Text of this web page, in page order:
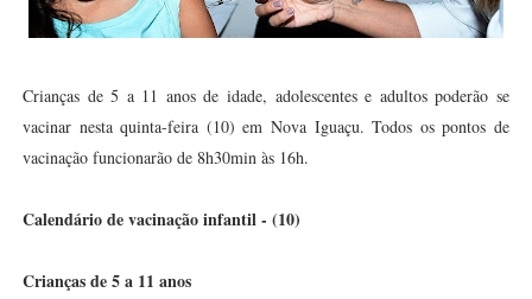
Crianças de 5 a 11 anos de idade, adolescentes e adultos poderão se
vacinar nesta quinta-feira (10) em Nova Iguaçu. Todos os pontos de
vacinação funcionarão de 8h30min às 16h.
Calendário de vacinação infantil - (10)
Crianças de 5 a 11 anos